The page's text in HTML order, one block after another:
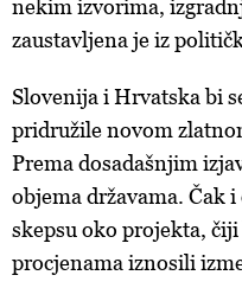
nekim izvorima,
zaustavljena je iz
Slovenija i Hrvatska bi
pridružile novom
Prema dosadašnjim
objema državama. Čak
skepsu oko projekta,
procjenama iznosili